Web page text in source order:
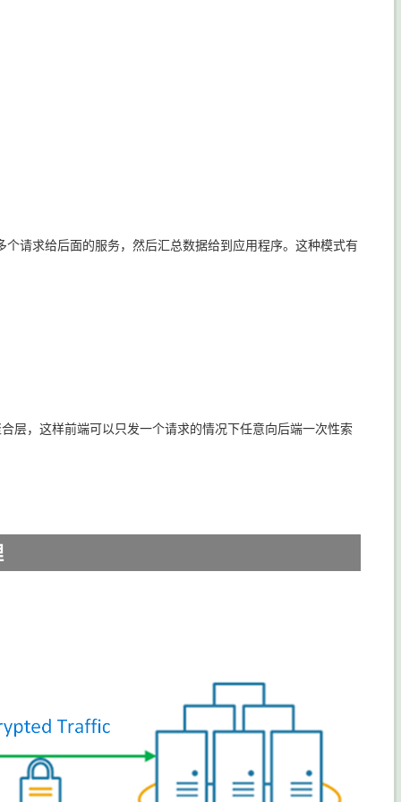
请求给后面的服务，然后汇总数据给到应用程序。这种模式有
层，这样前端可以只发一个请求的情况下任意向后端一次性索